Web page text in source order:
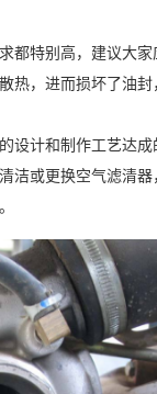
都特别高，建议大
热，进而损坏了油封
设计和制作工艺达
洁或更换空气滤清